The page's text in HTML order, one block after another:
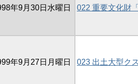
年9月30日水曜日 022 重要文化財
年9月27日月曜日 023 出土大型ク